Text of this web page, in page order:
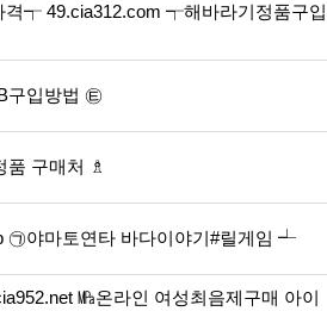
격┭ 49.cia312.com ┭해바라기정품구입
구입방법 ㉫
품 구매처 ♗
㉠야마토연타 바다이야기#릴게임 ┵
㎫온라인 여성최음제구매 아이